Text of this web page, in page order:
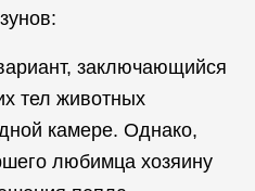
заключающийся
тел животных
камере. Однако,
любимца хозяину